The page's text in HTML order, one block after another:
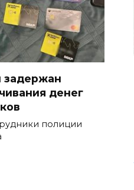
задержан
денег
полиции